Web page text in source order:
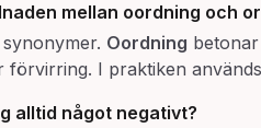
mellan oordning och
Oordning
förvirring. I praktiken
alltid något negativt?